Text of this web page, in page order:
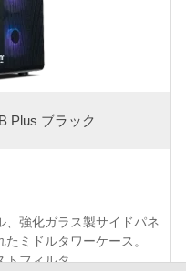
Plus ブラック
、強化ガラス製サイドパネ
ミドルタワーケース。
トフィルタ